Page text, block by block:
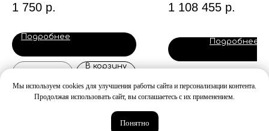
1 750 р.
Подробнее
В корзину
(Италия)
1 108 455 р.
Подробнее
Мы используем cookies для улучшения работы сайта и персонализации контента.
Продолжая использовать сайт, вы соглашаетесь с их применением.
Понятно